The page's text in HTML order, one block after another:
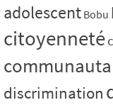
adolescent Bobu
citoyenneté
discrimination